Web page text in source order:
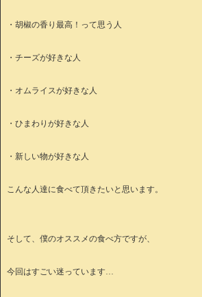
・胡椒の香り最高！って思う人
・チーズが好きな人
・オムライスが好きな人
・ひまわりが好きな人
・新しい物が好きな人
こんな人達に食べて頂きたいと思います。
そして、僕のオススメの食べ方ですが、
今回はすごい迷っています…